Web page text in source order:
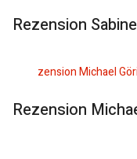
Rezension
Rezension